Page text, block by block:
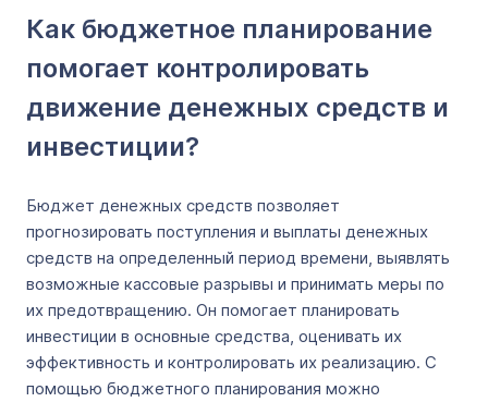
Как бюджетное планирование
помогает контролировать
движение денежных средств и
инвестиции?
Бюджет денежных средств позволяет
прогнозировать поступления и выплаты денежных
средств на определенный период времени, выявлять
возможные кассовые разрывы и принимать меры по
их предотвращению. Он помогает планировать
инвестиции в основные средства, оценивать их
эффективность и контролировать их реализацию. С
помощью бюджетного планирования можно